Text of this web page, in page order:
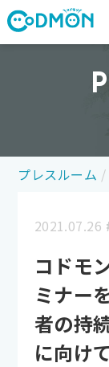
プレスルーム /
2021.07.26
コドモ
ミナー
者の持
に向け